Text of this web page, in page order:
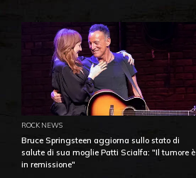
ROCK NEWS
Bruce Springsteen aggiorna sullo stato di
salute di sua moglie Patti Scialfa: "Il tumore è
in remissione"